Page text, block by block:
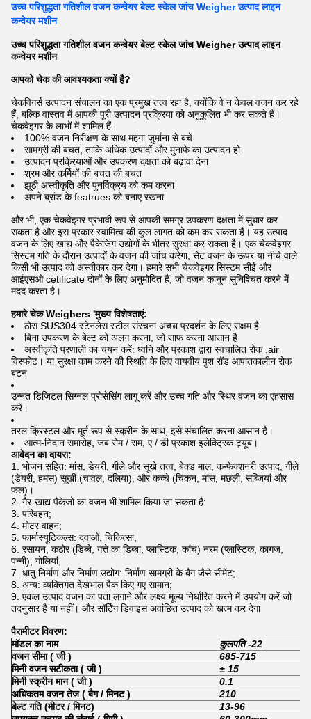
उच्च परिशुद्धता गतिशील वजन कन्वेयर बेल्ट स्केल जांच Weigher उत्पाद लाइन
कन्वेयर मशीन
उच्च परिशुद्धता गतिशील वजन कन्वेयर बेल्ट स्केल जांच Weigher उत्पाद लाइन
कन्वेयर मशीन
आपको चेक की आवश्यकता क्यों है?
चेकविगर्स उत्पादन संचालन का एक प्रमुख तत्व रहा है, क्योंकि वे न केवल वजन कर रहे
हैं, बल्कि वास्तव में आपकी पूरी उत्पादन प्रक्रिया को अनुकूलित भी कर सकते हैं।
चेकवेइगर के लाभों में शामिल हैं:
100% वजन निरीक्षण के साथ महंगा जुर्माना से बचें
सामग्री की बचत, ताकि अधिक उत्पादों और मुनाफे का उत्पादन हो
उत्पादन प्रक्रियाओं और उपकरण दक्षता को बढ़ावा देना
श्रम और कर्मियों की बचत की बचत
झूठी अस्वीकृति और पुनर्विक्रय को कम करना
अपने ब्रांड के featrues को बनाए रखना
और भी, एक चेकवेइगर प्रभावी रूप से आपकी समग्र उपकरण दक्षता में सुधार कर
सकता है और इस प्रकार स्वामित्व की कुल लागत को कम कर सकता है। यह उत्पाद
वजन के लिए खाद्य और पैकेजिंग उद्योगों के भीतर सुरक्षा कर सकता है। एक चेकवेइगर
सिस्टम गति के दौरान उत्पादों के वजन की जांच करेगा, सेट वजन के ऊपर या नीचे वाले
किसी भी उत्पाद को अस्वीकार कर देगा। हमारे सभी चेकवेइगर सिस्टम सीई और
आईएसओ cetificate दोनों के लिए अनुमोदित हैं, जो वजन कानून सुनिश्चित करने में
मदद करता है।
हमारे चेक Weighers 'मुख्य विशेषताएं:
ठोस SUS304 स्टेनलेस स्टील संरचना अच्छा प्रदर्शन के लिए सक्षम है
बिना उपकरण के बेल्ट को अलग करना, जो साफ करना आसान है
अस्वीकृति प्रणाली का चयन करें: ध्वनि और प्रकाश द्वारा स्वचालित रोक .air
विस्फोट। या सुरक्षा काम करने की स्थिति के लिए वायवीय पुश रॉड आपातकालीन रोक
बटन
उन्नत डिजिटल सिग्नल प्रोसेसिंग लागू करें और उच्च गति और स्थिर वजन का एहसास
करें।
तरल क्रिस्टल और मूर्त रूप से स्क्रीन के साथ, इसे संचालित करना आसान है।
आत्म-निदान समारोह, जब रोम / राम, ए / डी प्रकाश इलेक्ट्रिक ट्यूब।
आवेदन का दायरा:
भोजन सहित: मांस, डेयरी, गीले और सूखे तत्व, बेक्ड माल, कन्फेक्शनरी उत्पाद, गीले
(डेयरी, हमस) सूखी (चावल, दलिया), और कच्चे (चिकन, मांस, मछली, सब्जियां और
फल)।
गैर-खाद्य पैकेजों का वजन भी शामिल किया जा सकता है:
परिवहन;
मोटर वाहन;
फार्मास्यूटिकल्स: दवाओं, चिकित्सा,
रसायन; कठोर (डिब्बे, गत्ते का डिब्बा, प्लास्टिक, कांच) नरम (प्लास्टिक, कागज,
पन्नी), गोलियां;
धातु निर्माण और निर्माण उद्योग: निर्माण सामग्री के बैग जैसे सीमेंट;
अन्य: व्यक्तिगत देखभाल पैक किए गए सामान;
एकल उत्पाद वजन का पता लगाने और लक्ष्य मूल्य निर्धारित करने में उपयोग करें जो
तदनुसार है या नहीं। और सॉर्टिंग डिवाइस अवांछित उत्पाद को खत्म कर देगा
पैरामीटर विवरण:
मॉडल का नाम
कुलपति -22
वजन सीमा ( जी )
685-715
मिनी वजन सटीकता ( जी ) ± 15
मिनी स्क्रीन मान ( जी )
0.1
अधिकतम वजन तेज ( बैग / मिनट )
210
बेल्ट गति (मीटर / मिनट)
13-96